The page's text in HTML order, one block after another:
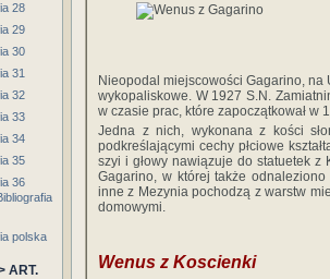
28
29
30
31
32
33
34
35
36
polska
ART.
Nieopodal miejscowości Gagarino,
wykopaliskowe. W 1927 S.N.
w czasie prac, które zapoczątkował w
Jedna z nich, wykonana z kości
podkreślającymi cechy płciowe
szyi i głowy nawiązuje do statuetek
Gagarino, w której także
inne z Mezynia pochodzą z warstw
domowymi.
Wenus z Koscienki